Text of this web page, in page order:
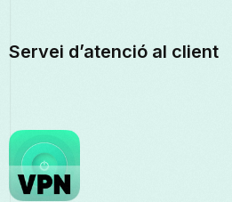
Servei d’atenció al client